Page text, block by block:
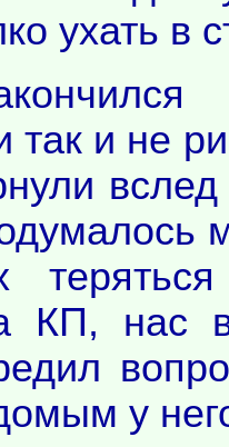
ухать в
так и не
КП, нас
у